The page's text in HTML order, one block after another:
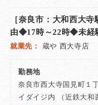
［奈良市：大和西大
由◆17時～22時◆未
就業先 蔵や 西大寺店
勤務地
奈良市西大寺国見町１
イダイジ内 （近鉄大和